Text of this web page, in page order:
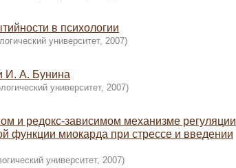
в психологии
университет, 2007)
И. А. Бунина
университет, 2007)
и редокс-зависимом механизме регуляции
функции миокарда при стрессе и введении
университет, 2007)